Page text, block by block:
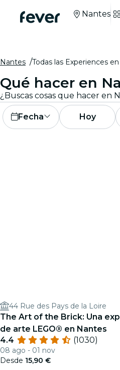
Nantes
Nantes Todas las Experiences
Qué hacer en
Fecha Hoy
44 Rue des Pays de la Loire
The Art of the Brick: Una
de arte LEGO® en Nantes
4.4
(1030)
08 ago - 01 nov
Desde 15,90 €